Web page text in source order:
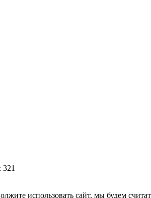
использовать сайт, мы будем